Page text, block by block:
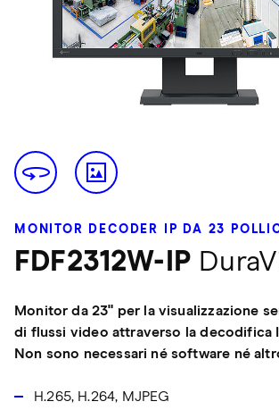
MONITOR DECODER IP DA 23
FDF2312W-IP
Monitor da 23" per la visualizzazione
di flussi video attraverso la decodifica
Non sono necessari né software né
H.265, H.264, MJPEG